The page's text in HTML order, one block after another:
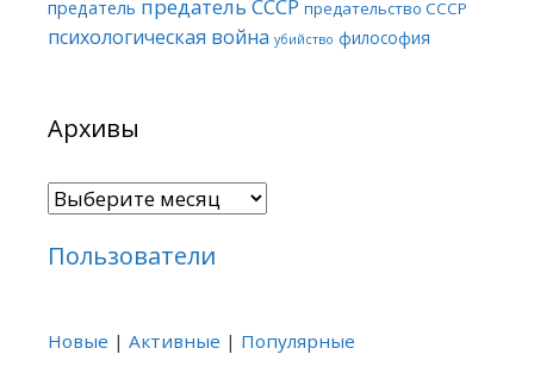
предатель предатель СССР предательство СССР
психологическая война убийство философия
Архивы
Архивы
Пользователи
Новые | Активные | Популярные